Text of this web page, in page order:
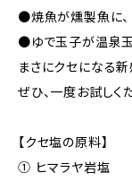
●焼魚が燻製魚に、
●ゆで玉子が温泉
まさにクセになる
ぜひ、一度お試しく
【クセ塩の原料】
① ヒマラヤ岩塩